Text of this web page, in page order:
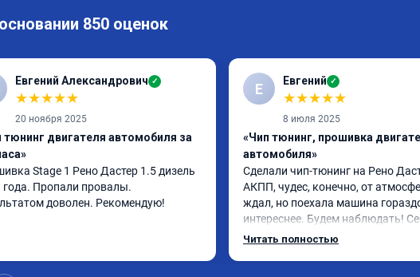
850 оценок
Евгений Александрович ✓
★★★★★
20 ноября 2025
тюнинг двигателя автомобиля за
Stage 1 Рено Дастер 1.5 дизель
года. Пропали провалы.
доволен. Рекомендую!
Е Евгений ✓
★★★★★
8 июля 2025
«Чип тюнинг, прошивка
автомобиля»
Сделали чип-тюнинг на Рено
АКПП, чудес, конечно, от
ждал, но поехала машина
интереснее. Будем наблюдать!
отдельное спасибо за
Читать полностью